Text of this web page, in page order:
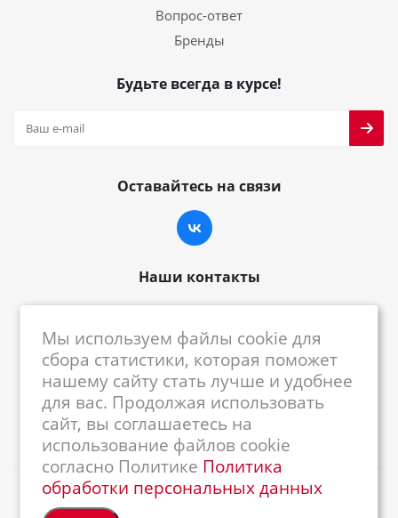
Вопрос-ответ
Бренды
Будьте всегда в курсе!
Оставайтесь на связи
Наши контакты
centrkkm@centrkkm.ru
185005, г. Петрозаводск, ул. Промышленная,
1/26
2026 © Республиканский Центр ККМ
Мы используем файлы cookie для
сбора статистики, которая поможет
нашему сайту стать лучше и удобнее
для вас. Продолжая использовать
сайт, вы соглашаетесь на
использование файлов cookie
согласно Политике Политика
обработки персональных данных